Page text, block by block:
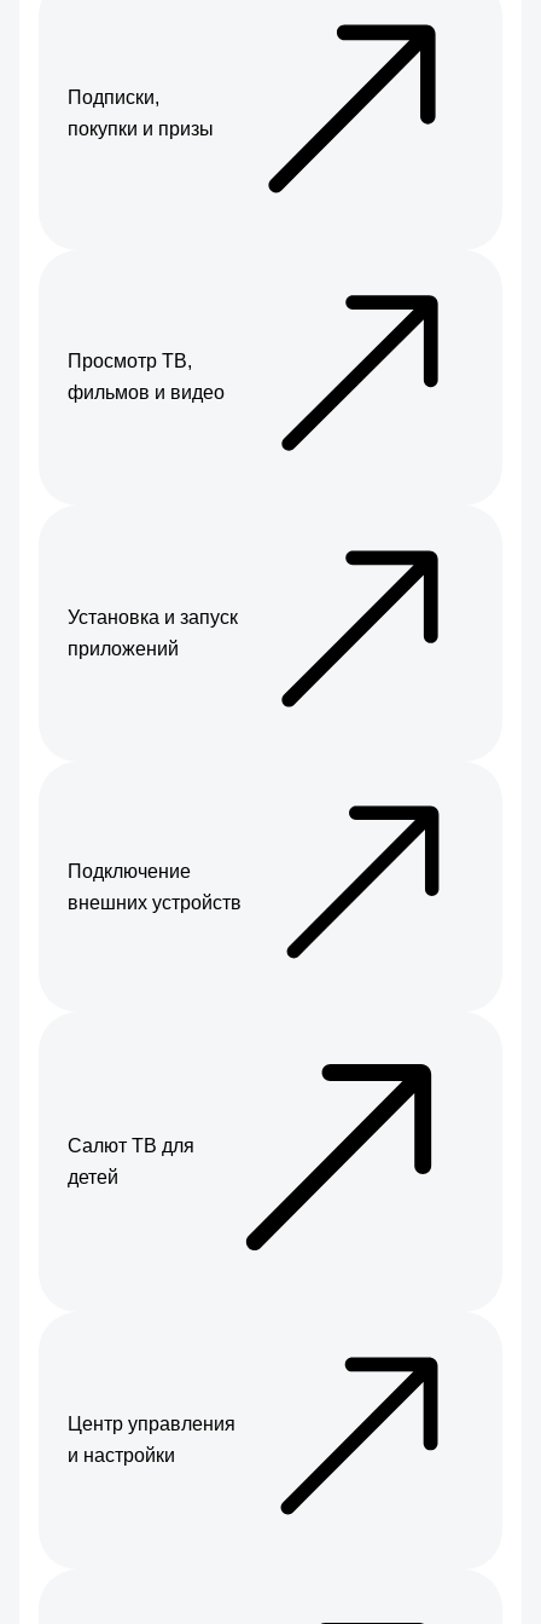
Подписки,
покупки и призы
Просмотр ТВ,
фильмов и видео
Установка и запуск
приложений
Подключение
внешних устройств
Салют ТВ для
детей
Центр управления
и настройки